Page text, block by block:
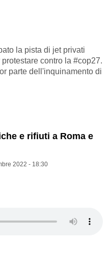
la pista di jet privati
contro la #cop27.
parte dell'inquinamento di
e rifiuti a Roma e
2022 - 18:30